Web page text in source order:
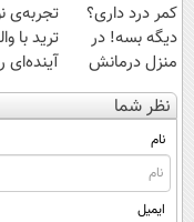
کمر درد داری؟
دیگه بسه! در
منزل درمانش
کن
(◀پرسش‌نامه)
تجربه‌ی
ترید با
در انتظار
شماست
نظر شما
نام
ایمیل